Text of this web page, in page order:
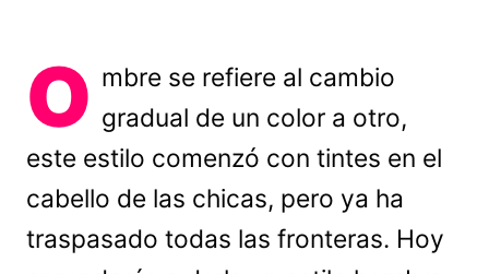
O mbre se refiere al cambio
gradual de un color a otro,
este estilo comenzó con tintes en el
cabello de las chicas, pero ya ha
traspasado todas las fronteras. Hoy